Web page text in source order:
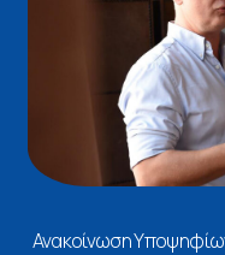
Ανακοίνωση